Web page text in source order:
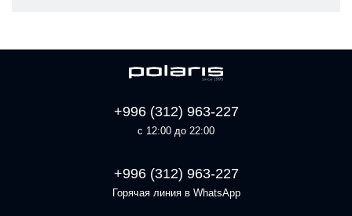
+996 (312) 963-227
с 12:00 до 22:00
+996 (312) 963-227
Горячая линия в WhatsApp